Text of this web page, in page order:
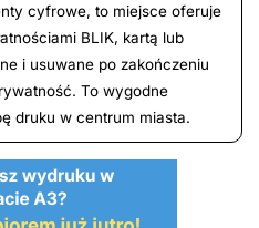
cyfrowe, to miejsce oferuje
BLIK, kartą lub
i usuwane po zakończeniu
To wygodne
druku w centrum miasta.